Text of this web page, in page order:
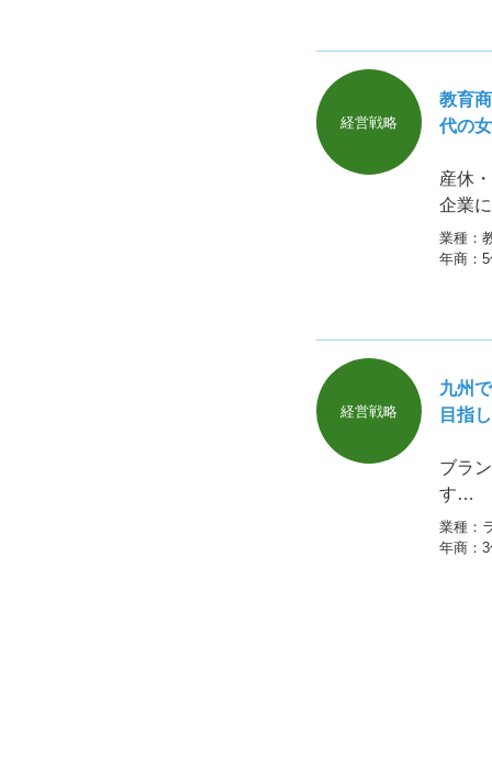
経営戦略
教育
代の
産休
企業
業種：
年商：
経営戦略
九州
目指
ブラ
す…
業種：
年商：